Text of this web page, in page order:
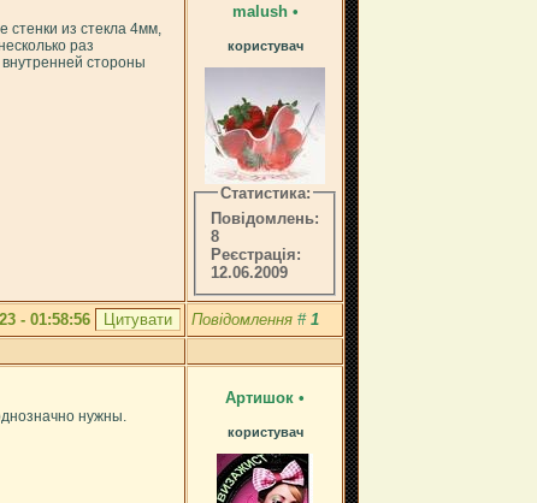
из стекла 4мм,
раз
стороны
malush •
користувач
Статистика:
Повідомлень:
8
Реєстрація:
12.06.2009
- 01:58:56 Повідомлення # 1
нужны.
Артишок •
користувач